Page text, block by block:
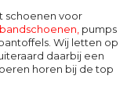
schoenen voor
bandschoenen, pumps
Wij letten op
daarbij een
horen bij de top